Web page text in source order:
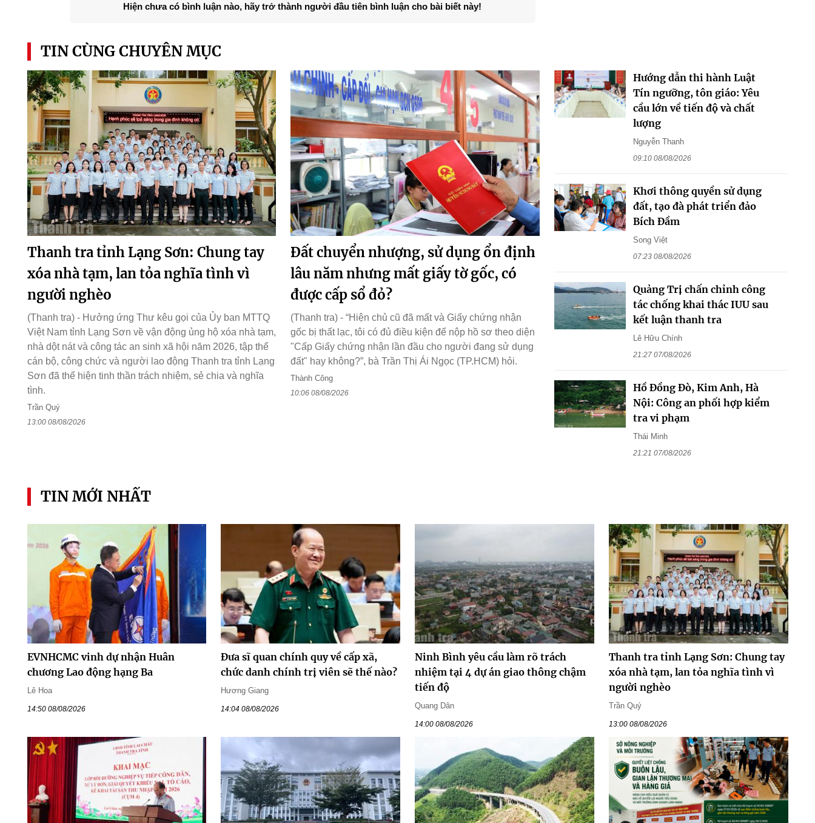
Hiện chưa có bình luận nào, hãy trở thành người đầu tiên bình luận cho bài biết này!
TIN CÙNG CHUYÊN MỤC
Thanh tra tỉnh Lạng Sơn: Chung tay
xóa nhà tạm, lan tỏa nghĩa tình vì
người nghèo
(Thanh tra) - Hưởng ứng Thư kêu gọi của Ủy ban MTTQ
Việt Nam tỉnh Lạng Sơn về vận động ủng hộ xóa nhà tạm,
nhà dột nát và công tác an sinh xã hội năm 2026, tập thể
cán bộ, công chức và người lao động Thanh tra tỉnh Lạng
Sơn đã thể hiện tinh thần trách nhiệm, sẻ chia và nghĩa
tình.
Trần Quý
13:00 08/08/2026
Đất chuyển nhượng, sử dụng ổn định
lâu năm nhưng mất giấy tờ gốc, có
được cấp sổ đỏ?
(Thanh tra) - “Hiện chủ cũ đã mất và Giấy chứng nhận
gốc bị thất lạc, tôi có đủ điều kiện để nộp hồ sơ theo diện
"Cấp Giấy chứng nhận lần đầu cho người đang sử dụng
đất" hay không?”, bà Trần Thị Ái Ngọc (TP.HCM) hỏi.
Thành Công
10:06 08/08/2026
Hướng dẫn thi hành Luật
Tín ngưỡng, tôn giáo: Yêu
cầu lớn về tiến độ và chất
lượng
Nguyễn Thanh
09:10 08/08/2026
Khơi thông quyền sử dụng
đất, tạo đà phát triển đảo
Bích Đầm
Song Việt
07:23 08/08/2026
Quảng Trị chấn chỉnh công
tác chống khai thác IUU sau
kết luận thanh tra
Lê Hữu Chính
21:27 07/08/2026
Hồ Đồng Đò, Kim Anh, Hà
Nội: Công an phối hợp kiểm
tra vi phạm
Thái Minh
21:21 07/08/2026
TIN MỚI NHẤT
EVNHCMC vinh dự nhận Huân
chương Lao động hạng Ba
Lê Hoa
14:50 08/08/2026
Đưa sĩ quan chính quy về cấp xã,
chức danh chính trị viên sẽ thế nào?
Hương Giang
14:04 08/08/2026
Ninh Bình yêu cầu làm rõ trách
nhiệm tại 4 dự án giao thông chậm
tiến độ
Quang Dân
14:00 08/08/2026
Thanh tra tỉnh Lạng Sơn: Chung tay
xóa nhà tạm, lan tỏa nghĩa tình vì
người nghèo
Trần Quý
13:00 08/08/2026